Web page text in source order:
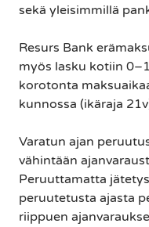
sekä yleisimmillä
Resurs Bank
myös lasku kotiin
korotonta
kunnossa (ikäraja
Varatun ajan
vähintään
Peruuttamatta
peruutetusta ajasta
riippuen